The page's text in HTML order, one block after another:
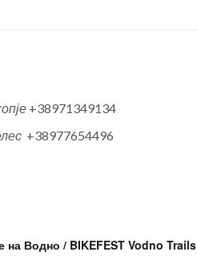
+38971349134
+38977654496
Водно / BIKEFEST Vodno Trails